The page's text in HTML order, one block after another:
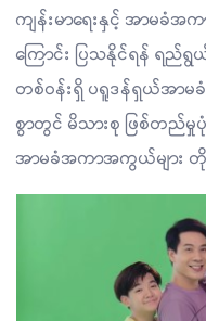
ကျန်းမာရေးနှင့် အာမ
ကြောင်း ပြသနိုင်ရန် ရည်
တစ်ဝန်းရှိ ပရူဒန်ရှယ်အာမခံ
စွာတွင် မိသားစု ဖြစ်တည်မှု
အာမခံအကာအကွယ်များ တိုး